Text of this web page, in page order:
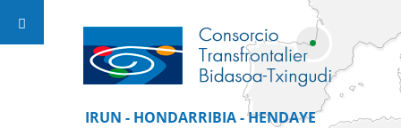
IRUN - HONDARRIBIA - HENDAYE